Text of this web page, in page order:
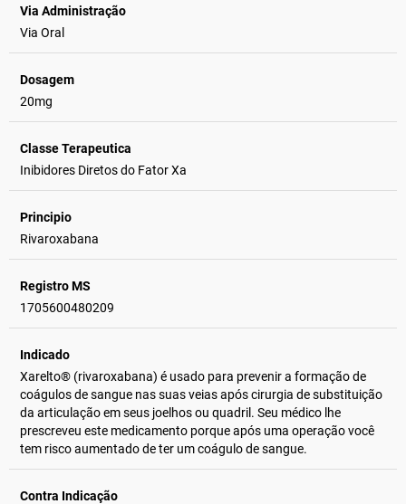
Via Administração
Via Oral
Dosagem
20mg
Classe Terapeutica
Inibidores Diretos do Fator Xa
Principio
Rivaroxabana
Registro MS
1705600480209
Indicado
Xarelto® (rivaroxabana) é usado para prevenir a formação de
coágulos de sangue nas suas veias após cirurgia de substituição
da articulação em seus joelhos ou quadril. Seu médico lhe
prescreveu este medicamento porque após uma operação você
tem risco aumentado de ter um coágulo de sangue.
Contra Indicação